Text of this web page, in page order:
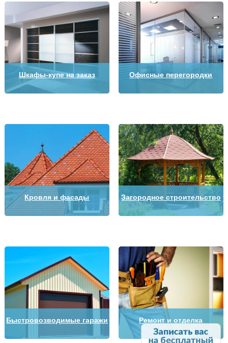
Шкафы-купе на заказ Офисные перегородки
Кровля и фасады Загородное строительство
Быстровозводимые гаражи Ремонт и отделка